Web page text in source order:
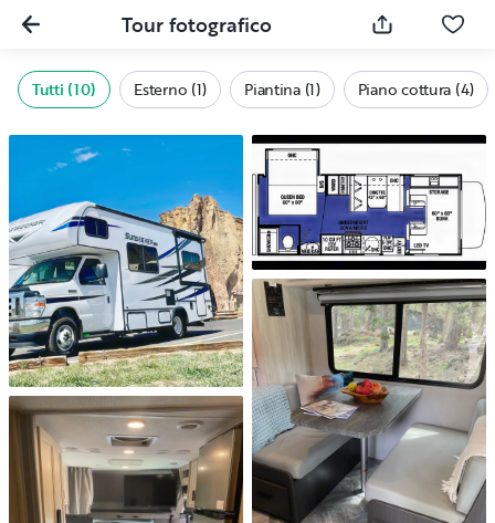
Tour fotografico
Tutti (10) Esterno (1) Piantina (1) Piano cottura (4)